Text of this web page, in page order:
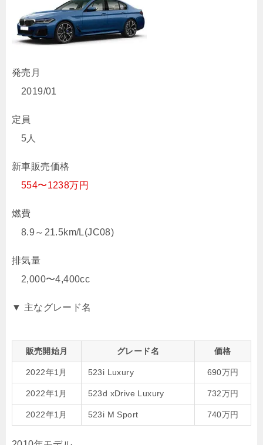
発売月
2019/01
定員
5人
新車販売価格
554〜1238万円
燃費
8.9～21.5km/L(JC08)
排気量
2,000〜4,400cc
▼ 主なグレード名
販売開始月 グレード名 価格
2022年1月 523i Luxury 690万円
2022年1月 523d xDrive Luxury 732万円
2022年1月 523i M Sport 740万円